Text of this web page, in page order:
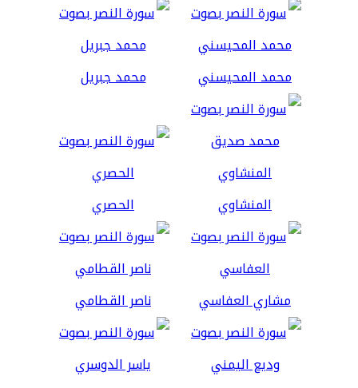
محمد المحيسني محمد جبريل
المنشاوي الحصري
مشاري العفاسي ناصر القطامي